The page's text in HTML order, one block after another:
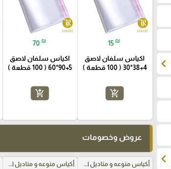
chevron_left
chevron_left
15 ₪
اكياس سلفان لاصق
4+38*30 ( 100 قطعة )
add_shopping_cart
70 ₪
اكياس سلفان لاصق
5+90*60 ( 100 قطعة )
add_shopping_cart
عروض وخصومات
أكياس منوعه و مناديل اعراس أكياس منوعه و مناديل اعراس